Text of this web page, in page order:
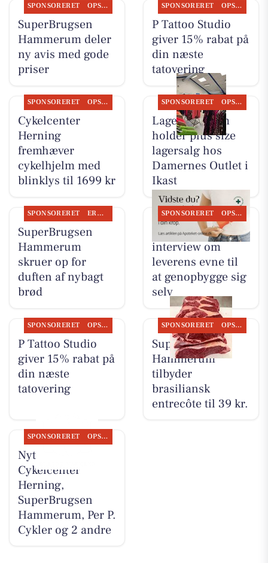
SPONSORERET OPSLAGSTAVLEN
SuperBrugsen
Hammerum deler
ny avis med gode
priser
SPONSORERET OPSLAGSTAVLEN
P Tattoo Studio
giver 15% rabat på
din næste
tatovering
SPONSORERET OPSLAGSTAVLEN
Cykelcenter
Herning
fremhæver
cykelhjelm med
blinklys til 1699 kr
SPONSORERET OPSLAGSTAVLEN
Lagersalg.com
holder plus size
lagersalg hos
Damernes Outlet i
Ikast
SPONSORERET ERHVERV
SuperBrugsen
Hammerum
skruer op for
duften af nybagt
brød
SPONSORERET OPSLAGSTAVLEN
Ikast Apotek deler
interview om
leverens evne til
at genopbygge sig
selv
SPONSORERET OPSLAGSTAVLEN
P Tattoo Studio
giver 15% rabat på
din næste
tatovering
SPONSORERET OPSLAGSTAVLEN
SuperBrugsen
Hammerum
tilbyder
brasiliansk
entrecôte til 39 kr.
SPONSORERET OPSLAGSTAVLEN
Nyt fra
Cykelcenter
Herning,
SuperBrugsen
Hammerum, Per P.
Cykler og 2 andre